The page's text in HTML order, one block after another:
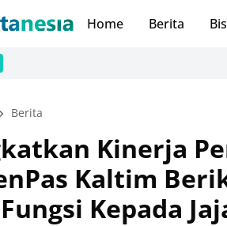
Home Berita
Berita
Kinerja
Kaltim
Kepada